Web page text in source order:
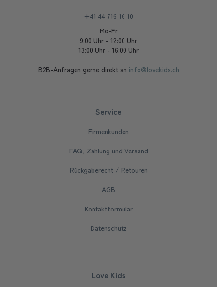
+41 44 716 16 10
Mo-Fr
9:00 Uhr - 12:00 Uhr
13:00 Uhr - 16:00 Uhr
B2B-Anfragen gerne direkt an info@lovekids.ch
Service
Firmenkunden
FAQ, Zahlung und Versand
Rückgaberecht / Retouren
AGB
Kontaktformular
Datenschutz
Love Kids